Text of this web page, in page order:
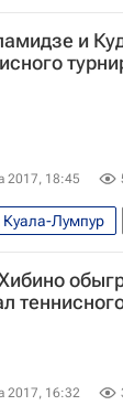
и
2017, 18:45
Куала-Лумпур
Дзаламидзе
2017, 16:32